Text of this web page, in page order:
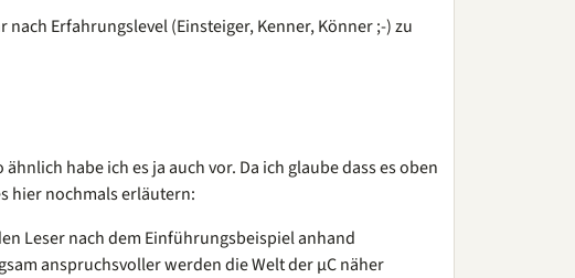
Erfahrungslevel (Einsteiger, Kenner, Könner ;-) zu
habe ich es ja auch vor. Da ich glaube dass es oben
hier nochmals erläutern:
Leser nach dem Einführungsbeispiel anhand
anspruchsvoller werden die Welt der µC näher